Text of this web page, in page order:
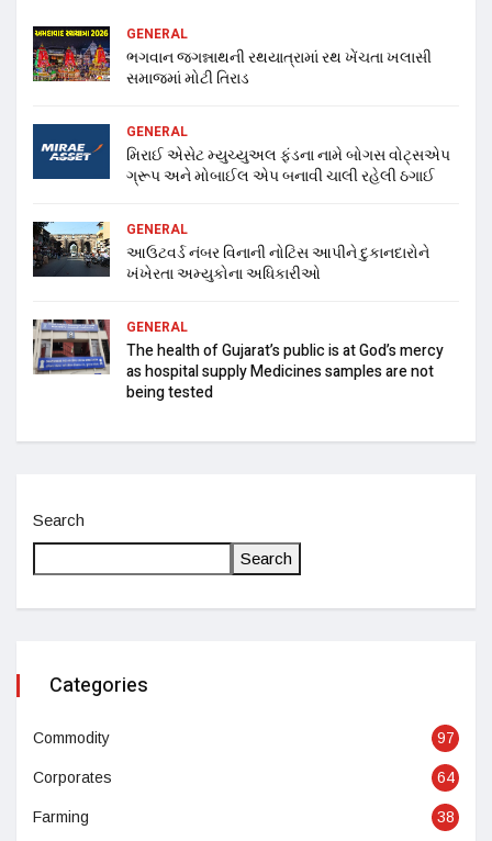
GENERAL
ભગવાન જગન્નાથની રથયાત્રામાં રથ ખેંચતા ખલાસી
સમાજમાં મોટી તિરાડ
GENERAL
મિરાઈ એસેટ મ્યુચ્યુઅલ ફંડના નામે બોગસ વોટ્સએપ
ગ્રૂપ અને મોબાઈલ એપ બનાવી ચાલી રહેલી ઠગાઈ
GENERAL
આઉટવર્ડ નંબર વિનાની નોટિસ આપીને દુકાનદારોને
ખંખેરતા અમ્યુકોના અધિકારીઓ
GENERAL
The health of Gujarat’s public is at God’s mercy
as hospital supply Medicines samples are not
being tested
Search
Search
Categories
Commodity 97
Corporates 64
Farming 38